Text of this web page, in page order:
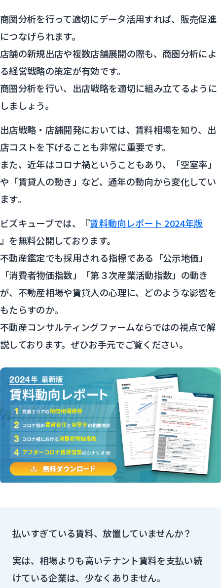
商圏分析を行って適切にデータ活用すれば、販売促進
につなげられます。
店舗の新規出店や複数店舗展開の際も、商圏分析によ
る経営戦略の策定が有効です。
商圏分析を行い、出店戦略を適切に組み立てるように
しましょう。
出店戦略・店舗開発においては、賃料相場を知り、出
店コストを下げることも非常に重要です。
また、近年はコロナ禍ということもあり、「空室率」
や「賃貸人の動き」など、通年の動向から変化してい
ます。
ビズキューブでは、『賃料動向レポート 2024年版
』を無料公開しております。
不動産鑑定でも採用される指標である「公示地価」
「消費者物価指数」「第３次産業活動指数」の動き
が、不動産相場や賃貸人の心理に、どのような影響を
もたらすのか。
不動産コンサルティングファームならではの視点で解
説しております。ぜひお手元でご覧ください。
払いすぎている賃料、放置していませんか？
実は、相場よりも高いテナント賃料を支払い続
けている企業は、少なくありません。